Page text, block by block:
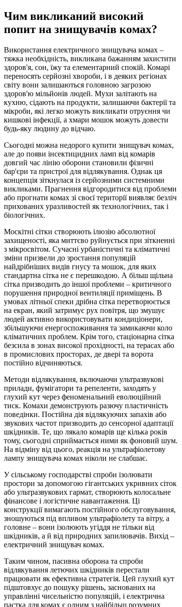
Чим викликаний високий
попит на знищувачів комах?
Використання електричного знищувача комах –
тяжка необхідність, викликана бажанням захистити
здоров'я, сон, їжу та елементарний спокій. Комарі
переносять серйозні хвороби, і в деяких регіонах
світу вони залишаються головною загрозою
здоров'ю мільйонів людей. Мухи залітають на
кухню, сідають на продукти, залишаючи бактерії та
мікроби, які легко можуть викликати отруєння чи
кишкові інфекції, а хмари мошок можуть довести
будь-яку людину до відчаю.
Сьогодні можна недорого купити знищувач комах,
але до появи інсектицидних ламп від комарів
довгий час лінію оборони становили фізичні
бар'єри та пристрої для відлякування. Однак ця
концепція зіткнулася із серйозними системними
викликами. Прагнення відгородитися від проблеми
або прогнати комах зі своєї території виявляє безліч
прихованих уразливостей як технологічних, так і
біологічних.
Москітні сітки створюють ілюзію абсолютної
захищеності, яка миттєво руйнується при зіткненні
з мікросвітом. Сучасні урбаністичні та кліматичні
зміни призвели до зростання популяцій
найдрібніших видів гнусу та мошок, для яких
стандартна сітка не є перешкодою. А більш щільна
сітка призводить до іншої проблеми – критичного
порушення природної вентиляції приміщень. В
умовах літньої спеки дрібна сітка перетворюється
на екран, який затримує рух повітря, що змушує
людей активно використовувати кондиціонери,
збільшуючи енергоспоживання та замикаючи коло
кліматичних проблем. Крім того, стаціонарна сітка
безсила в зонах високої прохідності, на терасах або
в промислових просторах, де двері та ворота
постійно відчиняються.
Методи відлякування, включаючи ультразвукові
прилади, фумігатори та репеленти, заходять у
глухий кут через феноменальний еволюційний
тиск. Комахи демонструють разючу пластичність
поведінки. Постійна дія відлякуючих запахів або
звукових частот призводить до сенсорної адаптації
шкідників. Те, що лякало комарів ще кілька років
тому, сьогодні сприймається ними як фоновий шум.
На відміну від цього, реакція на ультрафіолетову
лампу знищувача комах ніколи не слабшає.
У сільському господарстві спроби ізолювати
простори за допомогою гігантських укривних сіток
або ультразвукових гармат, створюють колосальне
фінансове і логістичне навантаження. Ці
конструкції вимагають постійного обслуговування,
зношуються під впливом ультрафіолету та вітру, а
головне – вони ізолюють угіддя не тільки від
шкідників, а й від природних запилювачів. Вихід –
електричний знищувач комах.
Таким чином, пасивна оборона та спроби
відлякування летючих шкідників перестали
працювати як ефективна стратегія. Цей глухий кут
підштовхує до пошуку рішень, заснованих на
управлінні чисельністю популяцій, і електрична
пастка для комах є одним з найбільш розумних